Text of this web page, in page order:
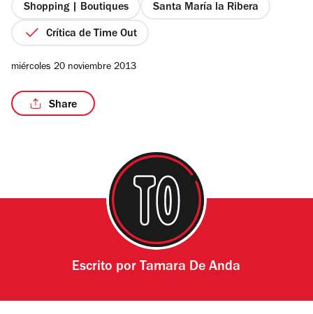
estrellas
Shopping | Boutiques Santa María la Ribera
Crítica de Time Out
miércoles 20 noviembre 2013
Share
Escrito por Tamara De Anda